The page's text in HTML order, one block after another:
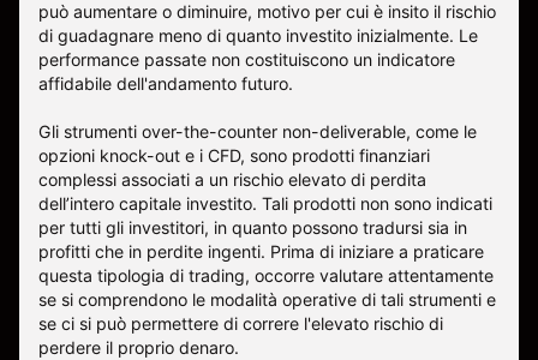
può aumentare o diminuire, motivo per cui è insito il rischio
di guadagnare meno di quanto investito inizialmente. Le
performance passate non costituiscono un indicatore
affidabile dell'andamento futuro.
Gli strumenti over-the-counter non-deliverable, come le
opzioni knock-out e i CFD, sono prodotti finanziari
complessi associati a un rischio elevato di perdita
dell’intero capitale investito. Tali prodotti non sono indicati
per tutti gli investitori, in quanto possono tradursi sia in
profitti che in perdite ingenti. Prima di iniziare a praticare
questa tipologia di trading, occorre valutare attentamente
se si comprendono le modalità operative di tali strumenti e
se ci si può permettere di correre l'elevato rischio di
perdere il proprio denaro.